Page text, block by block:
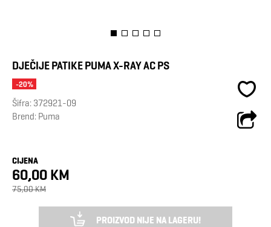
DJEČIJE PATIKE PUMA X-RAY AC PS
-20%
Šifra: 372921-09
Brend: Puma
CIJENA
60,00 KM
75,00 KM
PROIZVOD NIJE NA LAGERU!